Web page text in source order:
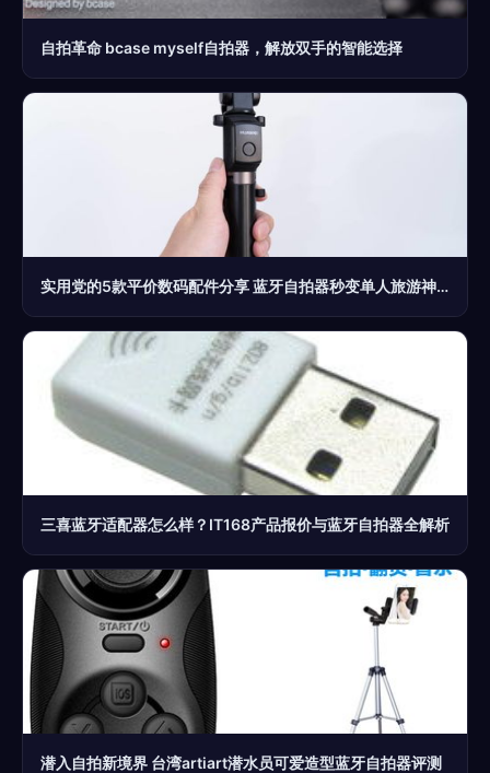
自拍革命 bcase myself自拍器，解放双手的智能选择
实用党的5款平价数码配件分享 蓝牙自拍器秒变单人旅游神器
三喜蓝牙适配器怎么样？IT168产品报价与蓝牙自拍器全解析
潜入自拍新境界 台湾artiart潜水员可爱造型蓝牙自拍器评测